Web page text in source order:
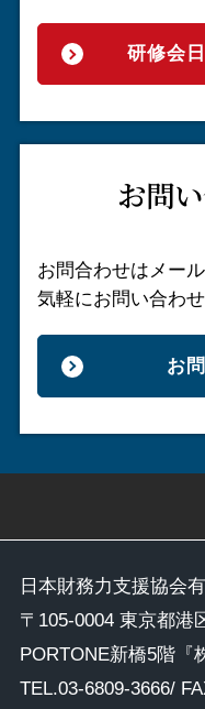
研修会
お問
お問合わせはメー
気軽にお問い合わせ
お
日本財務力支援協会
〒105-0004 東京都港
PORTONE新橋5階『
TEL.03-6809-3666/